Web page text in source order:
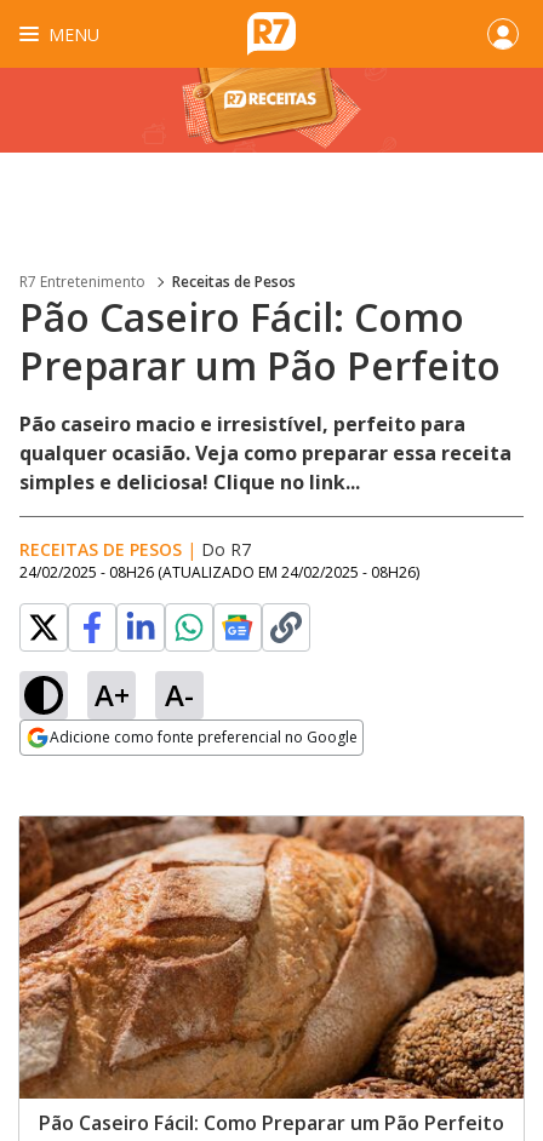
MENU
R7 Entretenimento Receitas de Pesos
Pão Caseiro Fácil: Como
Preparar um Pão Perfeito
Pão caseiro macio e irresistível, perfeito para
qualquer ocasião. Veja como preparar essa receita
simples e deliciosa! Clique no link...
RECEITAS DE PESOS | Do R7
24/02/2025 - 08H26 (ATUALIZADO EM 24/02/2025 - 08H26)
A+ A-
Adicione como fonte preferencial no Google
Pão Caseiro Fácil: Como Preparar um Pão Perfeito